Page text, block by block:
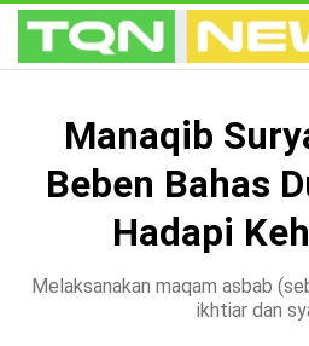
Manaqib
Beben Bahas
Hadapi
Melaksanakan maqam asbab
ikhtiar dan